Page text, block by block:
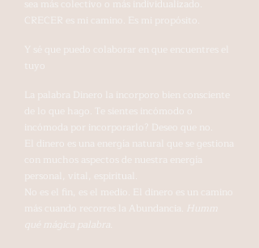
sea más colectivo o más individualizado.
CRECER es mi camino. Es mi propósito.
Y sé que puedo colaborar en que encuentres el
tuyo
La palabra Dinero la incorporo bien consciente
de lo que hago. Te sientes incómodo o
incómoda por incorporarlo? Deseo que no.
El dinero es una energía natural que se gestiona
con muchos aspectos de nuestra energía
personal, vital, espiritual.
No es el fin, es el medio. El dinero es un camino
más cuando recorres la Abundancia. Humm
qué mágica palabra.